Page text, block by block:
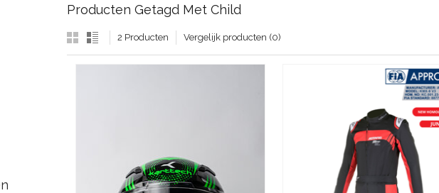
Producten Getagd Met Child
2 Producten Vergelijk producten (0)